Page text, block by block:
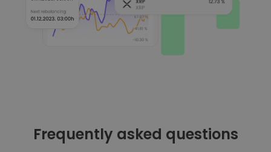
Frequently asked questions